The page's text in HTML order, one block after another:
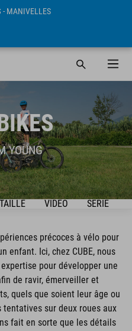
- MANIVELLES
YOUNG
VIDEO SÉRIE
précoces à vélo pour
enfant. Ici, chez CUBE, nous
pour développer une
de ravir, émerveiller et
quels que soient leur âge ou
tentatives sur deux roues aux
fait en sorte que les détails